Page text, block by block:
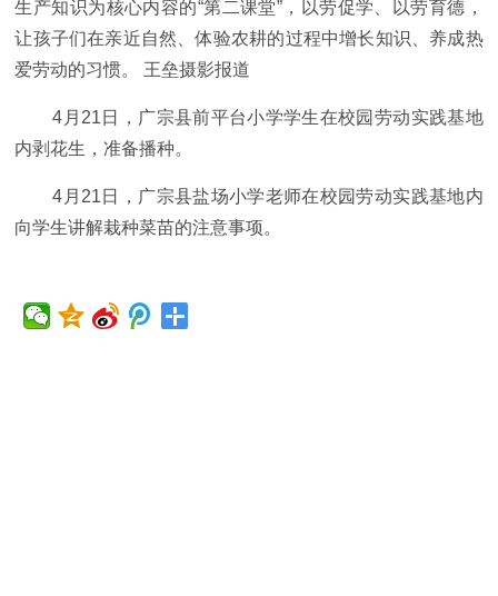
生产知识为核心内容的“第二课堂”，以劳促学、以劳育德，
让孩子们在亲近自然、体验农耕的过程中增长知识、养成热
爱劳动的习惯。 王垒摄影报道
4月21日，广宗县前平台小学学生在校园劳动实践基地
内剥花生，准备播种。
4月21日，广宗县盐场小学老师在校园劳动实践基地内
向学生讲解栽种菜苗的注意事项。